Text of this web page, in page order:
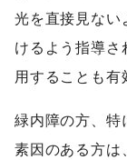
光を直接見ない
けるよう指導さ
用することも有
緑内障の方、特
素因のある方は